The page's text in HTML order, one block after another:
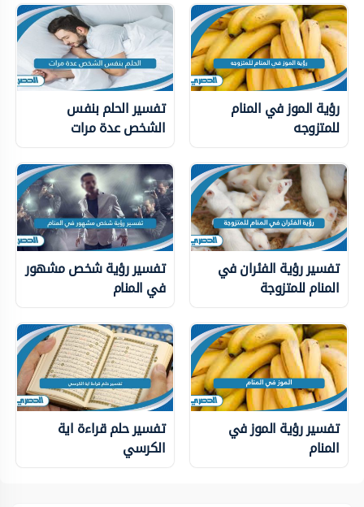
رؤية الموز في المنام
للمتزوجه
تفسير الحلم بنفس
الشخص عدة مرات
تفسير رؤية الفئران في
المنام للمتزوجة
تفسير رؤية شخص مشهور
في المنام
تفسير رؤية الموز في
المنام
تفسير حلم قراءة اية
الكرسي